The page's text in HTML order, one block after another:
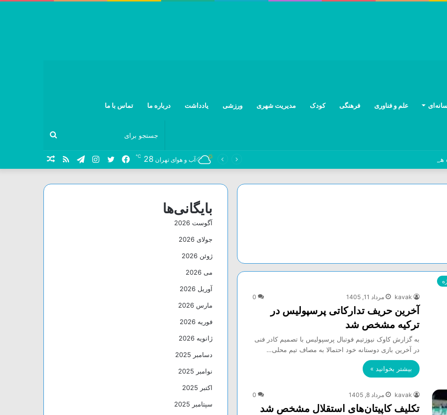
علم و فناوری فرهنگی کودک مدیریت شهری ورزشی یادداشت درباره ما تماس با ما
البرز خوراک تلگرام
اینستاگرام توییتر فیس
آب و هوای تهران 28
℃
kavak مرداد 11, 1405 0
آخرین حریف تدارکاتی پرسپولیس در
ترکیه مشخص شد
به گزارش کاوک نیوزتیم فوتبال پرسپولیس با تصمیم کادر فنی
در آخرین بازی دوستانه خود احتمالا به مصاف تیم محلی…
بیشتر بخوانید »
kavak مرداد 8, 1405 0
تکلیف کاپیتان‌های استقلال مشخص شد
بایگانی‌ها
آگوست 2026
جولای 2026
ژوئن 2026
می 2026
آوریل 2026
مارس 2026
فوریه 2026
ژانویه 2026
دسامبر 2025
نوامبر 2025
اکتبر 2025
سپتامبر 2025